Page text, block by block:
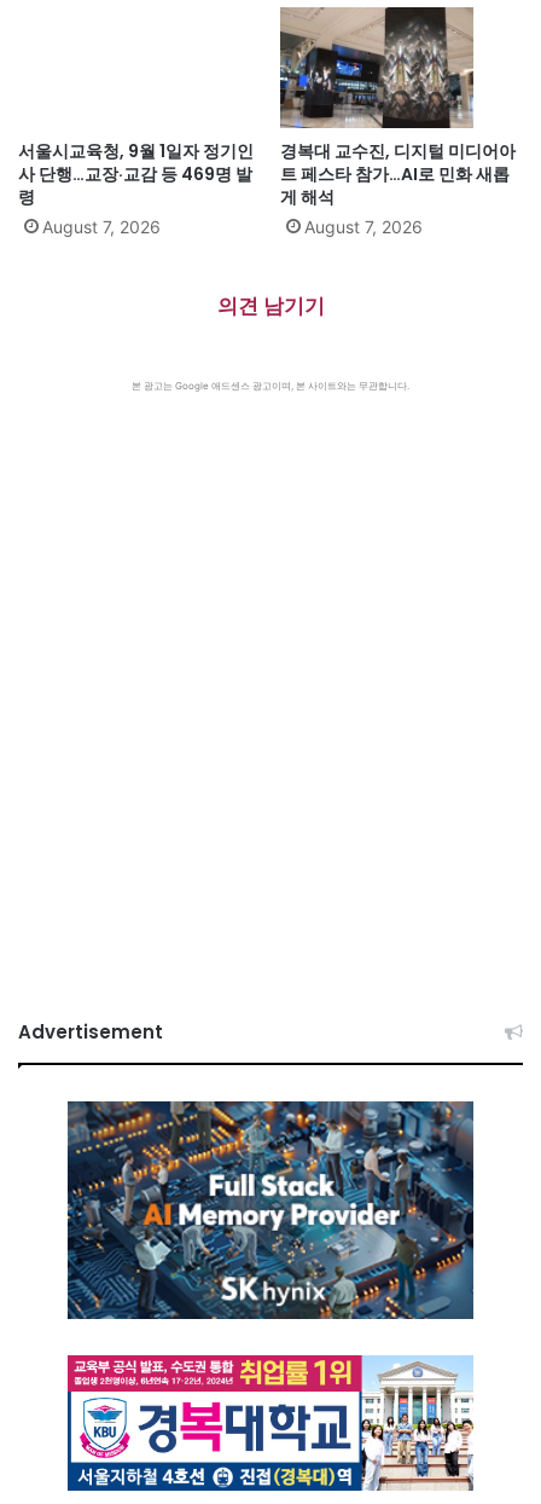
서울시교육청, 9월 1일자 정기인
사 단행…교장·교감 등 469명 발
령
August 7, 2026
경복대 교수진, 디지털 미디어아
트 페스타 참가…AI로 민화 새롭
게 해석
August 7, 2026
의견 남기기
본 광고는 Google 애드센스 광고이며, 본 사이트와는 무관합니다.
Advertisement